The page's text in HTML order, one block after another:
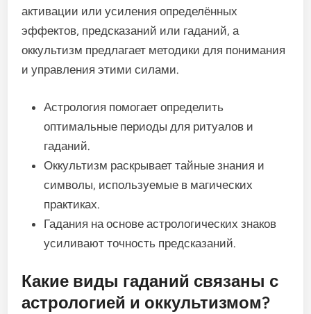
активации или усиления определённых
эффектов, предсказаний или гаданий, а
оккультизм предлагает методики для понимания
и управления этими силами.
Астрология помогает определить
оптимальные периоды для ритуалов и
гаданий.
Оккультизм раскрывает тайные знания и
символы, используемые в магических
практиках.
Гадания на основе астрологических знаков
усиливают точность предсказаний.
Какие виды гаданий связаны с
астрологией и оккультизмом?